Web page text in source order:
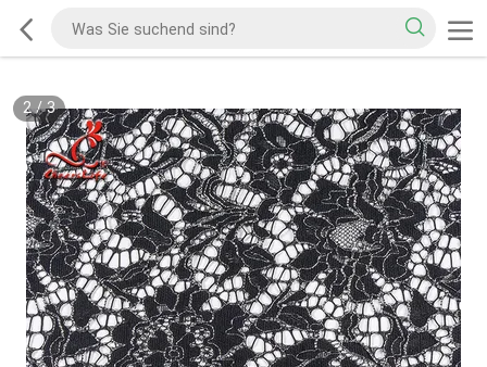
2/3